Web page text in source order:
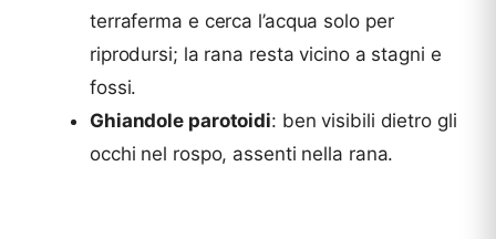
terraferma e cerca l’acqua solo per
riprodursi; la rana resta vicino a stagni e
fossi.
Ghiandole parotoidi: ben visibili dietro gli
occhi nel rospo, assenti nella rana.